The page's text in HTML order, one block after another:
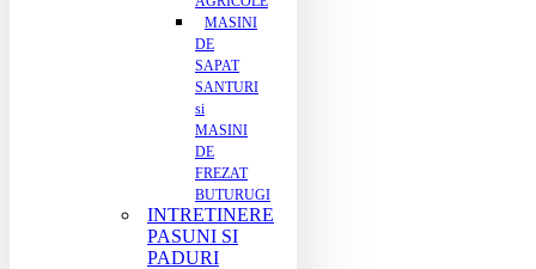
MASINI
DE
SAPAT
SANTURI
si
MASINI
DE
FREZAT
BUTURUGI
INTRETINERE
PASUNI SI
PADURI